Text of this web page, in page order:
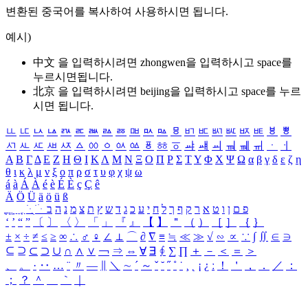
변환된 중국어를 복사하여 사용하시면 됩니다.
예시)
中文 을 입력하시려면 zhongwen을 입력하시고 space를
누르시면됩니다.
北京 을 입력하시려면 beijing을 입력하시고 space를 누르
시면 됩니다.
ㅥ ㅦ ㅧ ㅨ ㅩ ㅪ ㅫ ㅬ ㅭ ㅮ ㅯ ㅰ ㅱ ㅲ ㅳ ㅴ ㅵ ㅶ ㅷ ㅸ
ㅹ
ㅺ ㅻ ㅼ ㅽ ㅾ ㅿ ㆀ ㆁ ㆂ ㆃ ㆄ ㆅ ㆆ ㆇ ㆈ ㆉ ㆊ ㆋ ㆌ ㆍ
ㆎ
Α Β ΓΔ Ε Ζ Η Θ Ι ΚΛ Μ Ν Ξ Ο Π Ρ Σ ΤΥ Φ Χ Ψ Ω α β γ δ ε ζ η
θ ι κ λ μ ν ξ ο π ρ σ τ υ φ χ ψ ω
á à Á À é è É È ç Ç ê
Ä Ö Ü ä ö ü ß
ִֶֹ ֻּ ׁׂ פ ם ן ו ט א ר ק ף ך ל ח י ע כ ג ד ש ץ ת צ מ נ ה ב
‘ ’ “ ” 〔 〕 〈 〉 「 」 『 』 【 】 ＂ （ ） ［ ］ ｛ ｝
± × ÷ ≠ ≤ ≥ ∞ ∴ ♂ ♀ ∠ ⊥ ⌒ ∂ ∇ ≡ ≒ ≪ ≫ √ ∽ ∝ ∵ ∫ ∬ ∈ ∋
⊆ ⊇ ⊂ ⊃ ∪ ∩ ∧ ∨ ￢ ⇒ ⇔ ∀ ∃ ∮ ∑ ∏ ＋ － ＜ ＝
＞
、
。 · ‥ … ¨ 〃 ― ＼ ∼ ´ ～ ˇ ˘ ˝ ˚ ˙ ¸ ¡ ¿ ː ！ ＇ ， ． ／
：
；
？ ＾ ｀